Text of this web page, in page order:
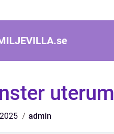
se
uterum
admin